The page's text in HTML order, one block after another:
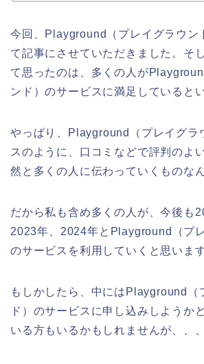
今回、Playground（プレイグラウン
て記事にさせていただきました。そ
て思ったのは、多くの人が
ンド）のサービスに満足していると
やっぱり、Playground（プレイグラ
スのように、口コミなどで評判のよ
然と多くの人に伝わっていくものな
だから私も含め多くの人が、今後も
2023年、2024年とPlayground（プ
のサービスを利用していくと思いま
もしかしたら、中にはPlayground（
ド）のサービスに申し込みしようか
いる方もいるかもしれませんが、、、